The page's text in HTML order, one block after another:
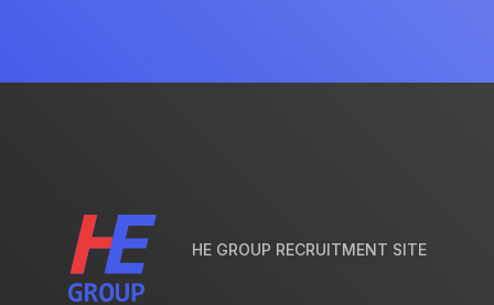
HE GROUP RECRUITMENT SITE